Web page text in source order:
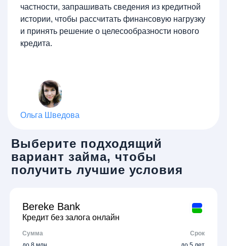
частности, запрашивать сведения из кредитной
истории, чтобы рассчитать финансовую нагрузку
и принять решение о целесообразности нового
кредита.
Ольга Шведова
Выберите подходящий
вариант займа, чтобы
получить лучшие условия
Bereke Bank
Кредит без залога онлайн
Сумма
Срок